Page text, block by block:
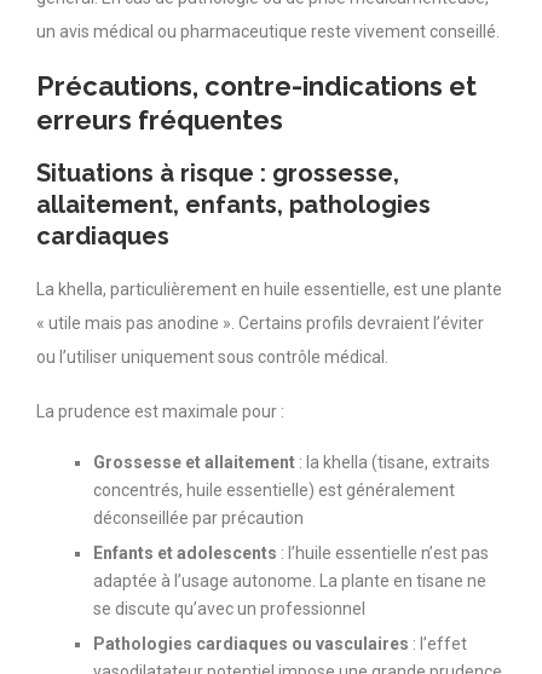
un avis médical ou pharmaceutique reste vivement conseillé.
Précautions, contre-indications et
erreurs fréquentes
Situations à risque : grossesse,
allaitement, enfants, pathologies
cardiaques
La khella, particulièrement en huile essentielle, est une plante
« utile mais pas anodine ». Certains profils devraient l’éviter
ou l’utiliser uniquement sous contrôle médical.
La prudence est maximale pour :
Grossesse et allaitement : la khella (tisane, extraits
concentrés, huile essentielle) est généralement
déconseillée par précaution
Enfants et adolescents : l’huile essentielle n’est pas
adaptée à l’usage autonome. La plante en tisane ne
se discute qu’avec un professionnel
Pathologies cardiaques ou vasculaires : l’effet